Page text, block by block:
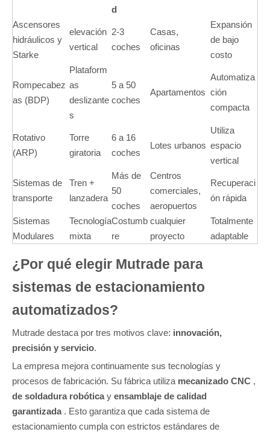
d
Ascensores
hidráulicos y
Starke
elevación
vertical
2-3
coches
Casas,
oficinas
Expansión
de bajo
costo
Rompecabez
as (BDP)
Plataform
as
deslizante
s
5 a 50
coches
Apartamentos
Automatiza
ción
compacta
Rotativo
(ARP)
Torre
giratoria
6 a 16
coches
Lotes urbanos
Utiliza
espacio
vertical
Sistemas de
transporte
Tren +
lanzadera
Más de
50
coches
Centros
comerciales,
aeropuertos
Recuperaci
ón rápida
Sistemas
Modulares
Tecnología
mixta
Costumb
re
cualquier
proyecto
Totalmente
adaptable
¿Por qué elegir Mutrade para
sistemas de estacionamiento
automatizados?
Mutrade destaca por tres motivos clave: innovación,
precisión y servicio.
La empresa mejora continuamente sus tecnologías y
procesos de fabricación. Su fábrica utiliza mecanizado CNC ,
de soldadura robóticay ensamblaje de calidad
garantizada . Esto garantiza que cada sistema de
estacionamiento cumpla con estrictos estándares de